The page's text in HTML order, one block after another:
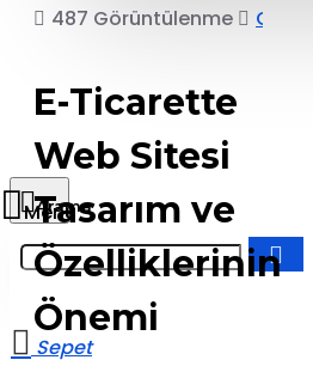
487 Görüntülenme COPRO
E-Ticarette
Web Sitesi
Tasarım ve
Özelliklerinin
Önemi